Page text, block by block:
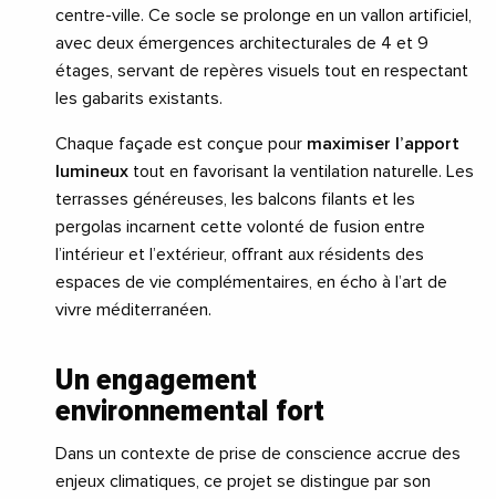
centre-ville. Ce socle se prolonge en un vallon artificiel,
avec deux émergences architecturales de 4 et 9
étages, servant de repères visuels tout en respectant
les gabarits existants.
Chaque façade est conçue pour maximiser l’apport
lumineux tout en favorisant la ventilation naturelle. Les
terrasses généreuses, les balcons filants et les
pergolas incarnent cette volonté de fusion entre
l’intérieur et l’extérieur, offrant aux résidents des
espaces de vie complémentaires, en écho à l’art de
vivre méditerranéen.
Un engagement
environnemental fort
Dans un contexte de prise de conscience accrue des
enjeux climatiques, ce projet se distingue par son